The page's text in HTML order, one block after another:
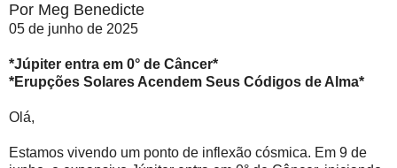
Por Meg Benedicte
05 de junho de 2025
*Júpiter entra em 0° de Câncer*
*Erupções Solares Acendem Seus Códigos de Alma*
Olá,
Estamos vivendo um ponto de inflexão cósmica. Em 9 de